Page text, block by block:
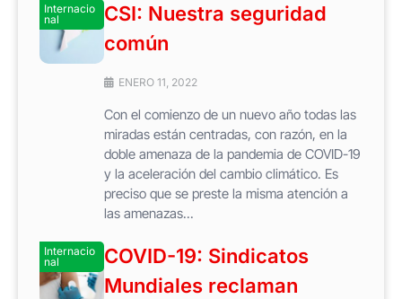
Internacio
nal
CSI: Nuestra seguridad
común
ENERO 11, 2022
Con el comienzo de un nuevo año todas las
miradas están centradas, con razón, en la
doble amenaza de la pandemia de COVID-19
y la aceleración del cambio climático. Es
preciso que se preste la misma atención a
las amenazas...
Internacio
nal
COVID-19: Sindicatos
Mundiales reclaman